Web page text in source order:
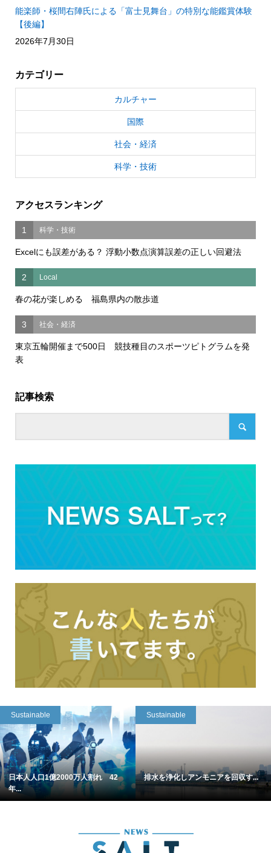
能楽師・桜間右陣氏による「富士見舞台」の特別な能鑑賞体験
【後編】
2026年7月30日
カテゴリー
カルチャー
国際
社会・経済
科学・技術
アクセスランキング
1 科学・技術
Excelにも誤差がある？ 浮動小数点演算誤差の正しい回避法
2 Local
春の花が楽しめる 福島県内の散歩道
3 社会・経済
東京五輪開催まで500日 競技種目のスポーツピトグラムを発
表
記事検索
Sustainable
日本人人口1億2000万人割れ 42
年...
Sustainable
排水を浄化しアンモニアを回収す...